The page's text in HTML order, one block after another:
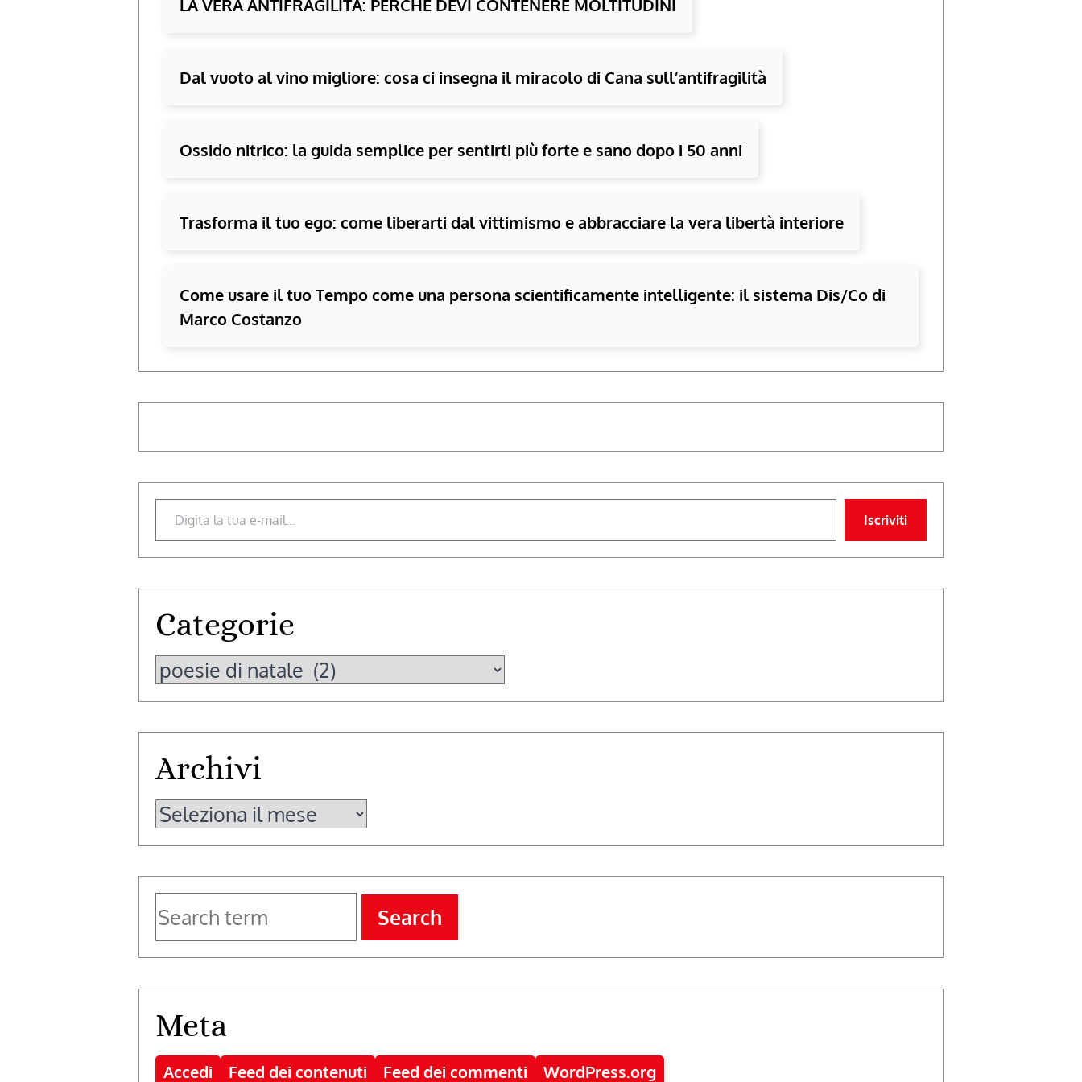
LA VERA ANTIFRAGILITÀ: PERCHÉ DEVI CONTENERE MOLTITUDINI
Dal vuoto al vino migliore: cosa ci insegna il miracolo di Cana sull’antifragilità
Ossido nitrico: la guida semplice per sentirti più forte e sano dopo i 50 anni
Trasforma il tuo ego: come liberarti dal vittimismo e abbracciare la vera libertà interiore
Come usare il tuo Tempo come una persona scientificamente intelligente: il sistema Dis/Co di
Marco Costanzo
Digita la tua e-mail...
Iscriviti
Categorie
Categorie
Archivi
Archivi
Search
Meta
Accedi Feed dei contenuti Feed dei commenti WordPress.org